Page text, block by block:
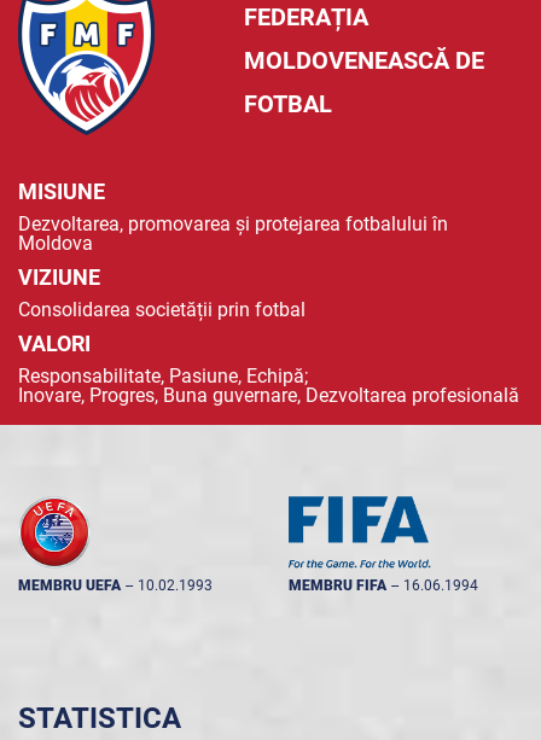
FEDERAȚIA
MOLDOVENEASCĂ DE
FOTBAL
MISIUNE
Dezvoltarea, promovarea și protejarea fotbalului în
Moldova
VIZIUNE
Consolidarea societății prin fotbal
VALORI
Responsabilitate, Pasiune, Echipă;
Inovare, Progres, Buna guvernare, Dezvoltarea profesională
MEMBRU UEFA -- 10.02.1993 MEMBRU FIFA -- 16.06.1994
STATISTICA